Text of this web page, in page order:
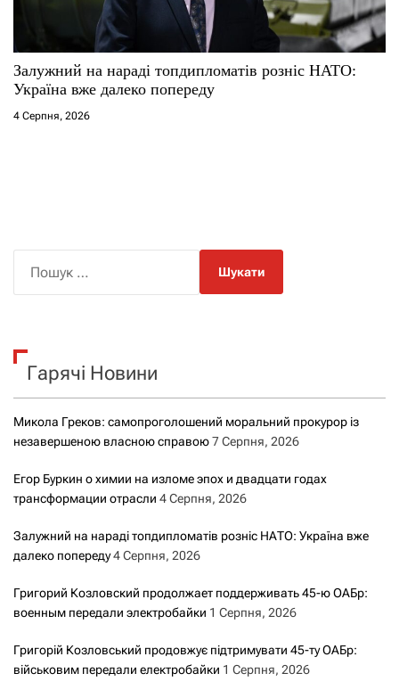
Залужний на нараді топдипломатів розніс НАТО:
Україна вже далеко попереду
4 Серпня, 2026
к
Гарячі Новини
Микола Греков: самопроголошений моральний прокурор із
незавершеною власною справою7 Серпня, 2026
Егор Буркин о химии на изломе эпох и двадцати годах
трансформации отрасли 4 Серпня, 2026
Залужний на нараді топдипломатів розніс НАТО: Україна вже
далеко попереду4 Серпня, 2026
Григорий Козловский продолжает поддерживать 45-ю ОАБр:
военным передали электробайки 1 Серпня, 2026
Григорій Козловський продовжує підтримувати 45-ту ОАБр:
військовим передали електробайки 1 Серпня, 2026